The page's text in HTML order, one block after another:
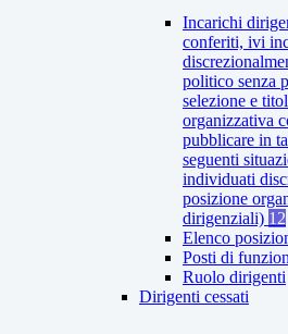
Incarichi
conferiti, ivi
politico senza
selezione e
organizzativa
pubblicare in
seguenti
individuati
posizione
dirigenziali) 12
Elenco
Posti di
Ruolo dirigenti
Dirigenti cessati